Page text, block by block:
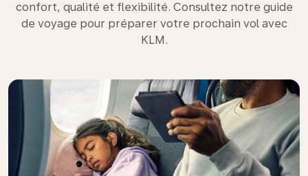
confort, qualité et flexibilité. Consultez notre guide
de voyage pour préparer votre prochain vol avec
KLM.